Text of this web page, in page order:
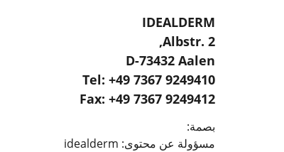
IDEALDERM
Albstr. 2,
D-73432 Aalen
Tel: +49 7367 9249410
Fax: +49 7367 9249412
بصمة:
مسؤولة عن محتوى:
idealderm